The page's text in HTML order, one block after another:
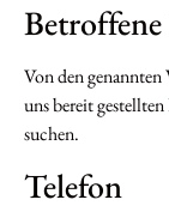
Betroffene
Von den
uns bereit
suchen.
Telefon